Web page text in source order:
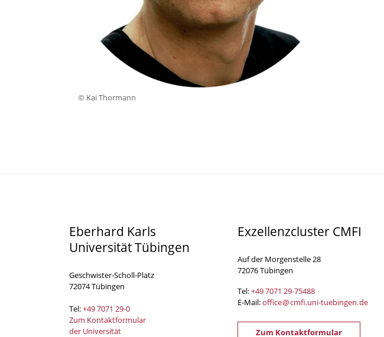
© Kai Thormann
Eberhard Karls
Universität Tübingen
Geschwister-Scholl-Platz
72074 Tübingen
Tel:+49 7071 29-0
Zum Kontaktformular
der Universität
Exzellenzcluster CMFI
Auf der Morgenstelle 28
72076 Tübingen
Tel:+49 7071 29-75488
E-Mail:office@cmfi.uni-tuebingen.de
Zum Kontaktformular